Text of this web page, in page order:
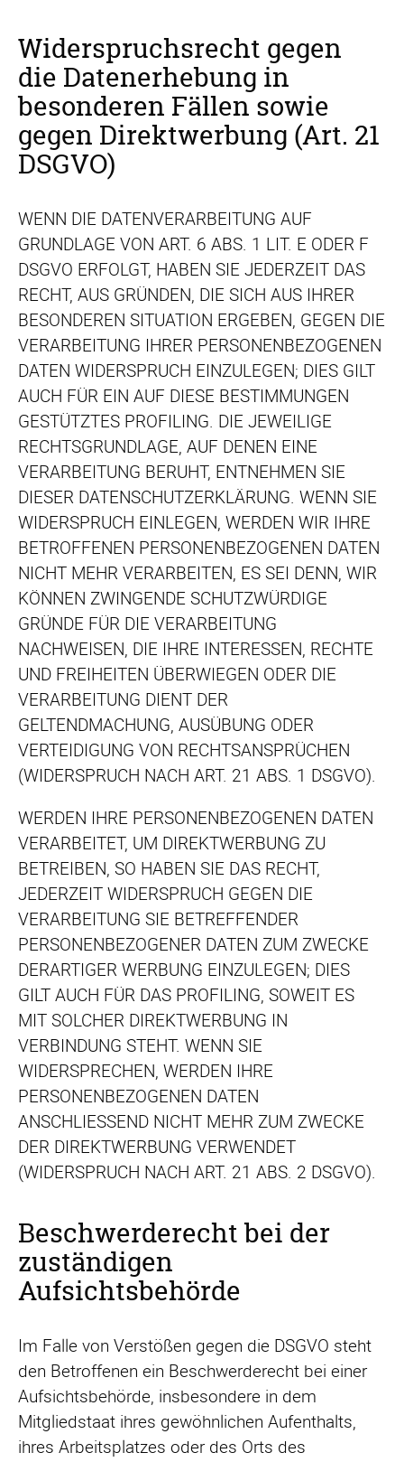
Widerspruchsrecht gegen
die Datenerhebung in
besonderen Fällen sowie
gegen Direktwerbung (Art. 21
DSGVO)
WENN DIE DATENVERARBEITUNG AUF
GRUNDLAGE VON ART. 6 ABS. 1 LIT. E ODER F
DSGVO ERFOLGT, HABEN SIE JEDERZEIT DAS
RECHT, AUS GRÜNDEN, DIE SICH AUS IHRER
BESONDEREN SITUATION ERGEBEN, GEGEN DIE
VERARBEITUNG IHRER PERSONENBEZOGENEN
DATEN WIDERSPRUCH EINZULEGEN; DIES GILT
AUCH FÜR EIN AUF DIESE BESTIMMUNGEN
GESTÜTZTES PROFILING. DIE JEWEILIGE
RECHTSGRUNDLAGE, AUF DENEN EINE
VERARBEITUNG BERUHT, ENTNEHMEN SIE
DIESER DATENSCHUTZERKLÄRUNG. WENN SIE
WIDERSPRUCH EINLEGEN, WERDEN WIR IHRE
BETROFFENEN PERSONENBEZOGENEN DATEN
NICHT MEHR VERARBEITEN, ES SEI DENN, WIR
KÖNNEN ZWINGENDE SCHUTZWÜRDIGE
GRÜNDE FÜR DIE VERARBEITUNG
NACHWEISEN, DIE IHRE INTERESSEN, RECHTE
UND FREIHEITEN ÜBERWIEGEN ODER DIE
VERARBEITUNG DIENT DER
GELTENDMACHUNG, AUSÜBUNG ODER
VERTEIDIGUNG VON RECHTSANSPRÜCHEN
(WIDERSPRUCH NACH ART. 21 ABS. 1 DSGVO).
WERDEN IHRE PERSONENBEZOGENEN DATEN
VERARBEITET, UM DIREKTWERBUNG ZU
BETREIBEN, SO HABEN SIE DAS RECHT,
JEDERZEIT WIDERSPRUCH GEGEN DIE
VERARBEITUNG SIE BETREFFENDER
PERSONENBEZOGENER DATEN ZUM ZWECKE
DERARTIGER WERBUNG EINZULEGEN; DIES
GILT AUCH FÜR DAS PROFILING, SOWEIT ES
MIT SOLCHER DIREKTWERBUNG IN
VERBINDUNG STEHT. WENN SIE
WIDERSPRECHEN, WERDEN IHRE
PERSONENBEZOGENEN DATEN
ANSCHLIESSEND NICHT MEHR ZUM ZWECKE
DER DIREKTWERBUNG VERWENDET
(WIDERSPRUCH NACH ART. 21 ABS. 2 DSGVO).
Beschwerderecht bei der
zuständigen
Aufsichtsbehörde
Im Falle von Verstößen gegen die DSGVO steht
den Betroffenen ein Beschwerderecht bei einer
Aufsichtsbehörde, insbesondere in dem
Mitgliedstaat ihres gewöhnlichen Aufenthalts,
ihres Arbeitsplatzes oder des Orts des